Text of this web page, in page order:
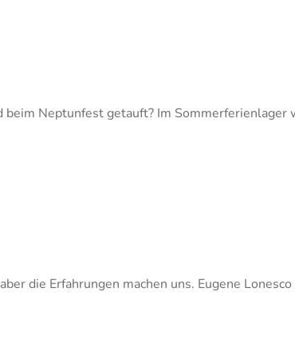
Neptunfest getauft? Im Sommerferienlager
die Erfahrungen machen uns. Eugene Lonesco